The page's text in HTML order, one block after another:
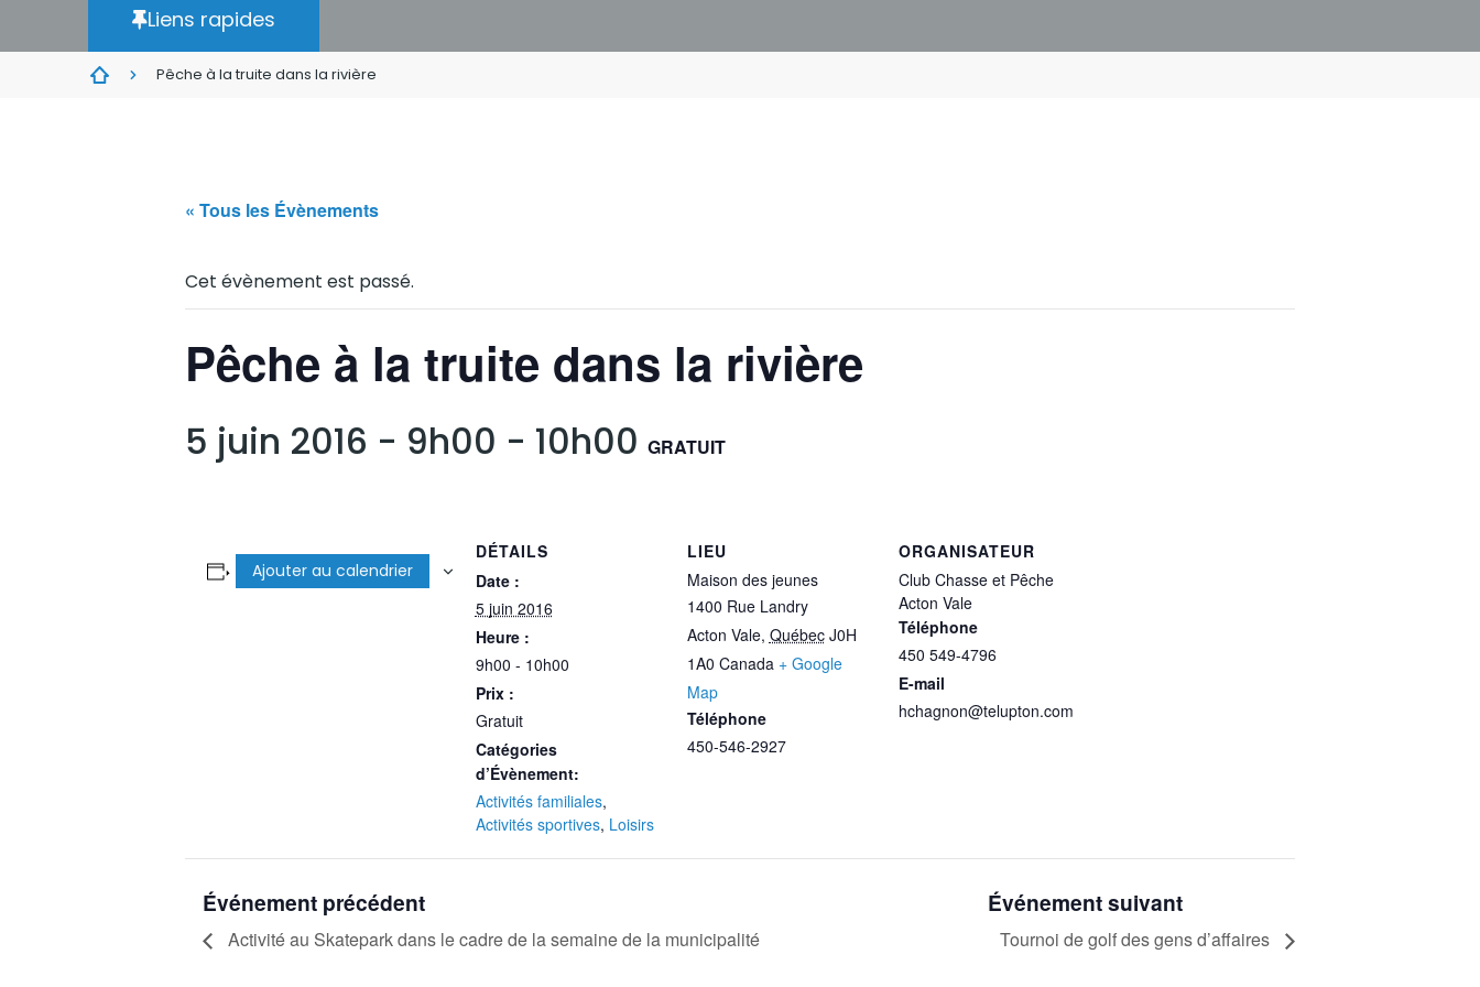
Liens rapides
Pêche à la truite dans la rivière
« Tous les Évènements
Cet évènement est passé.
Pêche à la truite dans la rivière
5 juin 2016 - 9h00 - 10h00 GRATUIT
Ajouter au calendrier
DÉTAILS
Date :
5 juin 2016
Heure :
9h00 - 10h00
Prix :
Gratuit
Catégories
d’Évènement:
Activités familiales,
Activités sportives, Loisirs
LIEU
Maison des jeunes
1400 Rue Landry
Acton Vale, Québec J0H
1A0 Canada + Google
Map
Téléphone
450-546-2927
ORGANISATEUR
Club Chasse et Pêche
Acton Vale
Téléphone
450 549-4796
E-mail
hchagnon@telupton.com
Événement précédent
Activité au Skatepark dans le cadre de la semaine de la municipalité
Événement suivant
Tournoi de golf des gens d’affaires